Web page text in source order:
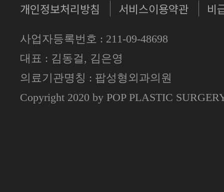
개인정보처리방침 서비스이용약관 비
사업자등록번호 : 211-09-48698
대표 : 김동걸, 김은영
의료기관명칭 : 팝성형외과의원
Copyright 2020 by POP PLASTIC